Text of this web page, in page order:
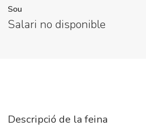
Sou
Salari no disponible
Descripció de la feina